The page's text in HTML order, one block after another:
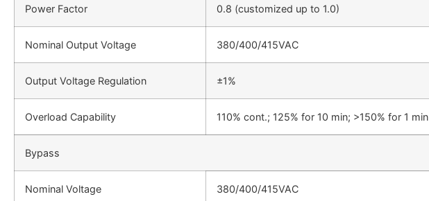
Power Factor 0.8 (customized up to 1.0)
Nominal Output Voltage 380/400/415VAC
Output Voltage Regulation ±1%
Overload Capability 110% cont.; 125% for 10 min; >150% for 1 min
Bypass
Nominal Voltage 380/400/415VAC